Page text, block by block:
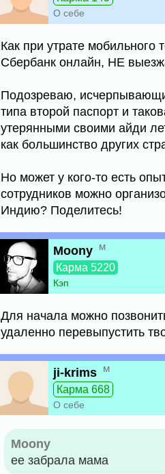
О себе
Как при утрате мобильного
Сбербанк онлайн, НЕ
Подозреваю,
типа второй паспорт и
утерянными своими айди
как большинство других
Но может у кого-то есть
сотрудников можно
Индию? Поделитесь!
Moony м
Карма 5220
Кэп
Для начала можно
удаленно перевыпустить
ji-krims м
Карма 668
О себе
Moony
ее забрала мама